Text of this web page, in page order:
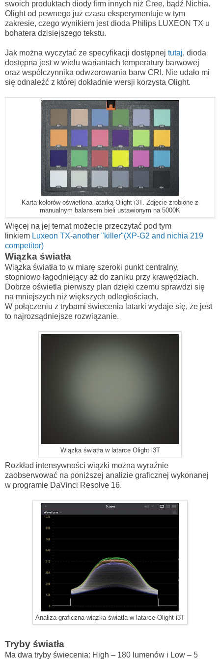
swoich produktach diody firm innych niż Cree, bądź Nichia.
Olight od pewnego już czasu eksperymentuje w tym
zakresie, czego wynikiem jest dioda Philips LUXEON TX u
bohatera dzisiejszego tekstu.
Jak można wyczytać ze specyfikacji dostępnej tutaj, dioda
dostępna jest w wielu wariantach temperatury barwowej
oraz współczynnika odwzorowania barw CRI. Nie udało mi
się odnaleźć z której dokładnie wersji korzysta Olight.
Karta kolorów oświetlona latarką Olight i3T. Zdjęcie zrobione z
manualnym balansem bieli ustawionym na 5000K
Więcej na jej temat możecie przeczytać pod tym
linkiem Luxeon TX-another "killer"(XP-G2 and nichia 219
competitor)
Wiązka światła
Wiązka światła to w miarę szeroki punkt centralny,
stopniowo łagodniejący aż do zaniku przy krawędziach.
Dobrze oświetla pierwszy plan dzięki czemu sprawdzi się
na mniejszych niż większych odległościach.
W połączeniu z trybami świecenia latarki wydaje się, że jest
to najrozsądniejsze rozwiązanie.
Wiązka światła w latarce Olight i3T
Rozkład intensywności wiązki można wyraźnie
zaobserwować na poniższej analizie graficznej wykonanej
w programie DaVinci Resolve 16.
Analiza graficzna wiązka światła w latarce Olight i3T
Tryby światła
Ma dwa tryby świecenia: High – 180 lumenów i Low – 5